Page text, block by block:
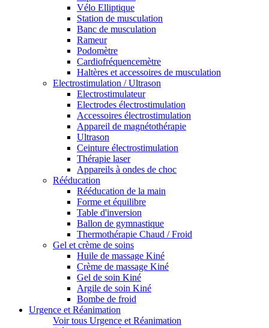
Vélo Elliptique
Station de musculation
Banc de musculation
Rameur
Podomètre
Cardiofréquencemètre
Haltères et accessoires de musculation
Electrostimulation / Ultrason
Electrostimulateur
Electrodes électrostimulation
Accessoires électrostimulation
Appareil de magnétothérapie
Ultrason
Ceinture électrostimulation
Thérapie laser
Appareils à ondes de choc
Rééducation
Rééducation de la main
Forme et équilibre
Table d'inversion
Ballon de gymnastique
Thermothérapie Chaud / Froid
Gel et crème de soins
Huile de massage Kiné
Crème de massage Kiné
Gel de soin Kiné
Argile de soin Kiné
Bombe de froid
Urgence et Réanimation
Voir tous Urgence et Réanimation